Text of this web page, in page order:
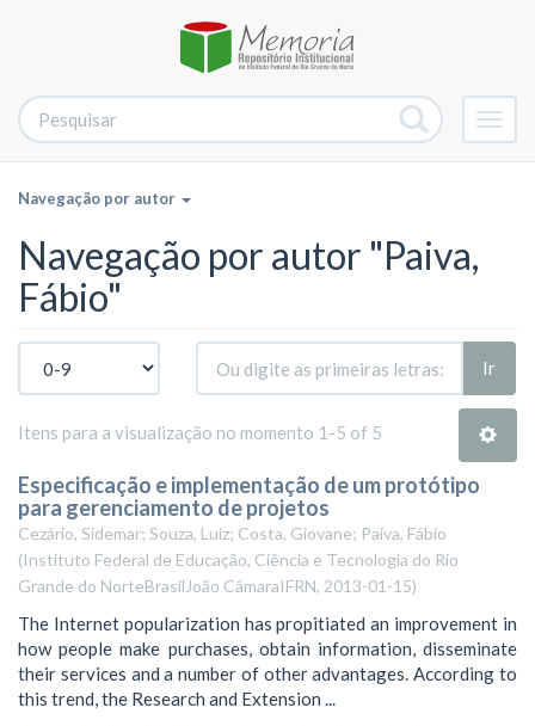
Navegação por autor
Navegação por autor "Paiva,
Fábio"
Ir
Itens para a visualização no momento 1-5 of 5
Especificação e implementação de um protótipo
para gerenciamento de projetos
Cezário, Sidemar; Souza, Luiz; Costa, Giovane; Paiva, Fábio
(Instituto Federal de Educação, Ciência e Tecnologia do Rio
Grande do NorteBrasilJoão CâmaraIFRN, 2013-01-15)
The Internet popularization has propitiated an improvement in
how people make purchases, obtain information, disseminate
their services and a number of other advantages. According to
this trend, the Research and Extension ...